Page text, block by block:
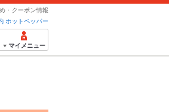
・クーポン情報
ホットペッパー
マイメニュー